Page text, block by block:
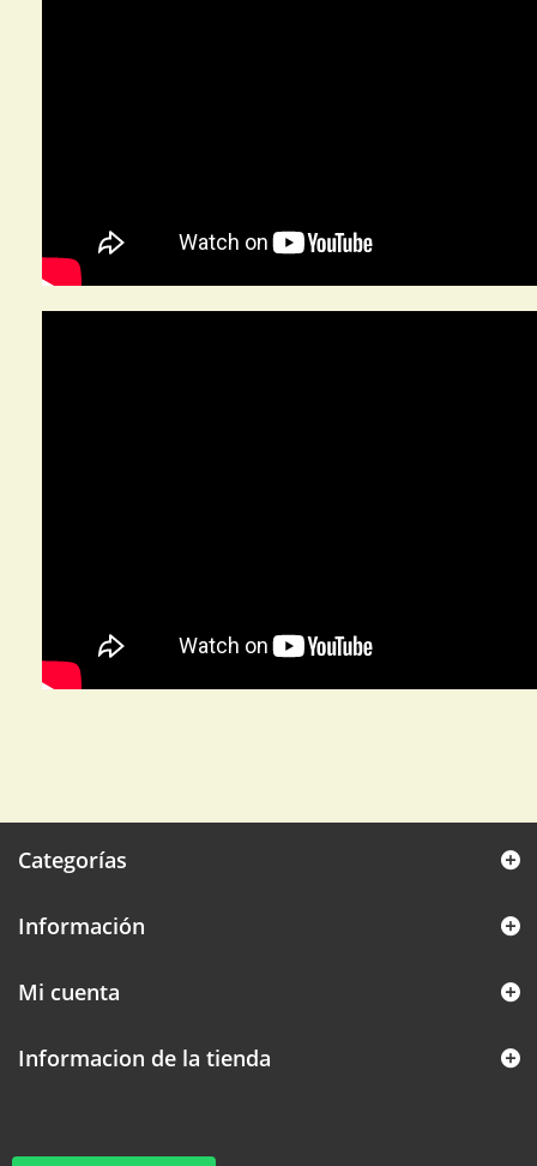
Categorías
Información
Mi cuenta
Informacion de la tienda